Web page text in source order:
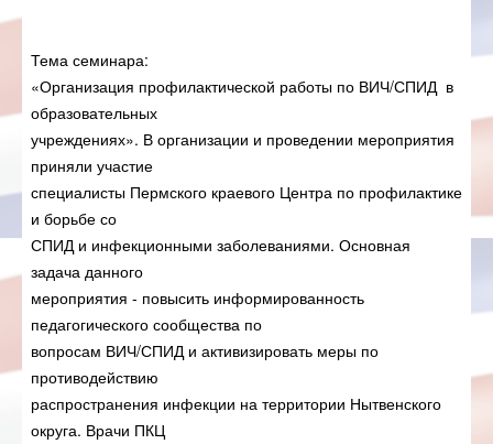
Тема семинара:
«Организация профилактической работы по ВИЧ/СПИД в
образовательных
учреждениях». В организации и проведении мероприятия
приняли участие
специалисты Пермского краевого Центра по профилактике
и борьбе со
СПИД и инфекционными заболеваниями. Основная
задача данного
мероприятия - повысить информированность
педагогического сообщества по
вопросам ВИЧ/СПИД и активизировать меры по
противодействию
распространения инфекции на территории Нытвенского
округа. Врачи ПКЦ